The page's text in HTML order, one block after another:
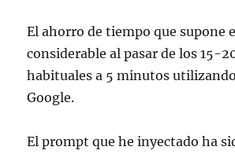
El ahorro de tiempo que supone
considerable al pasar de los 15-
habituales a 5 minutos
Google.
El prompt que he inyectado ha